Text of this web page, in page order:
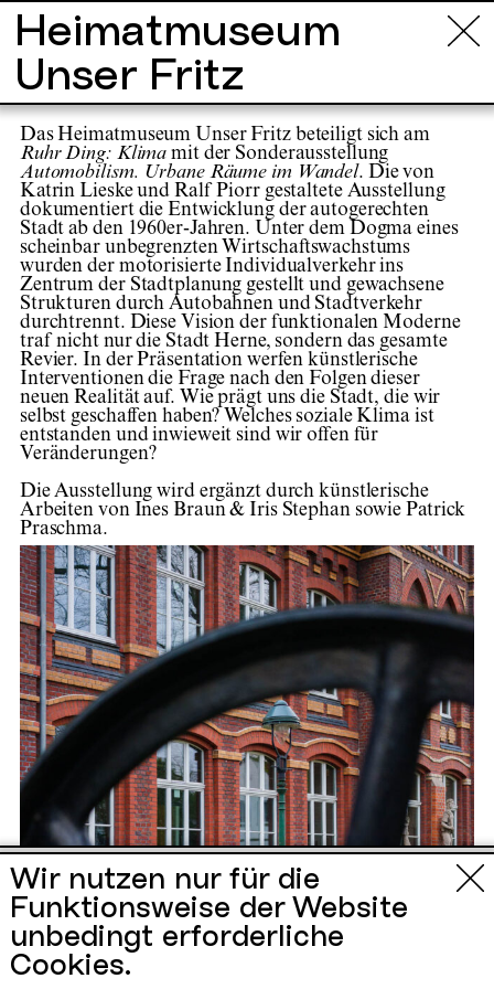
Info Touren Orte Projekte
Heimatmuseum
Unser Fritz
Das Heimatmuseum Unser Fritz beteiligt sich am
Ruhr Ding: Klima mit der Sonderausstellung
Automobilism. Urbane Räume im Wandel. Die von
Katrin Lieske und Ralf Piorr gestaltete Ausstellung
dokumentiert die Entwicklung der autogerechten
Stadt ab den 1960er-Jahren. Unter dem Dogma eines
scheinbar unbegrenzten Wirtschaftswachstums
wurden der motorisierte Individualverkehr ins
Zentrum der Stadtplanung gestellt und gewachsene
Strukturen durch Autobahnen und Stadtverkehr
durchtrennt. Diese Vision der funktionalen Moderne
traf nicht nur die Stadt Herne, sondern das gesamte
Revier. In der Präsentation werfen künstlerische
Interventionen die Frage nach den Folgen dieser
neuen Realität auf. Wie prägt uns die Stadt, die wir
selbst geschaffen haben? Welches soziale Klima ist
entstanden und inwieweit sind wir offen für
Veränderungen?
Die Ausstellung wird ergänzt durch künstlerische
Arbeiten von Ines Braun & Iris Stephan sowie Patrick
Praschma.
Urbane Künste
Ruhr
Wir nutzen nur für die
Funktionsweise der Website
unbedingt erforderliche
Cookies.